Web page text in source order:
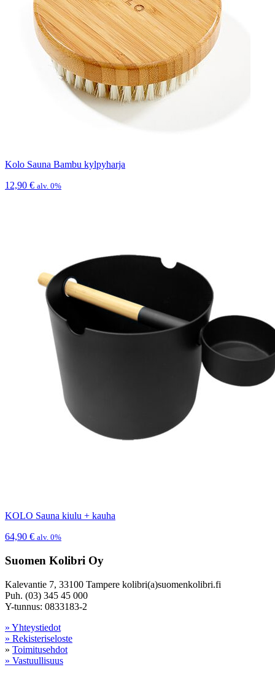
Kolo Sauna Bambu kylpyharja
12,90 € alv. 0%
KOLO Sauna kiulu + kauha
64,90 € alv. 0%
Suomen Kolibri Oy
Kalevantie 7, 33100 Tampere kolibri(a)suomenkolibri.fi
Puh. (03) 345 45 000
Y-tunnus: 0833183-2
» Yhteystiedot
» Rekisteriseloste
» Toimitusehdot
» Vastuullisuus